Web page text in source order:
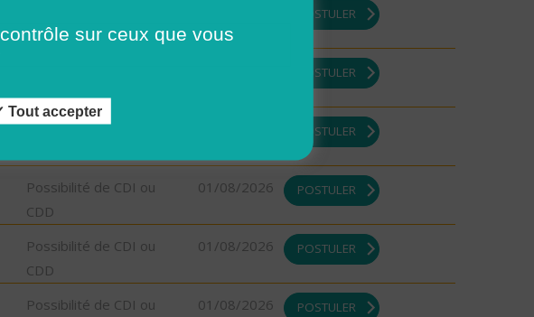
CDD
POSTULER
CDD
POSTULER
Possibilité de CDI ou
POSTULER
Possibilité de CDI ou
CDD
01/08/2026 POSTULER
Possibilité de CDI ou
CDD
01/08/2026 POSTULER
Possibilité de CDI ou
01/08/2026 POSTULER
sur ceux que vous
Tout accepter